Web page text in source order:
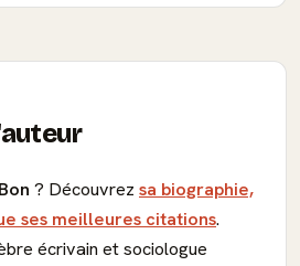
? Découvrez sa biographie,
ses meilleures citations.
écrivain et sociologue